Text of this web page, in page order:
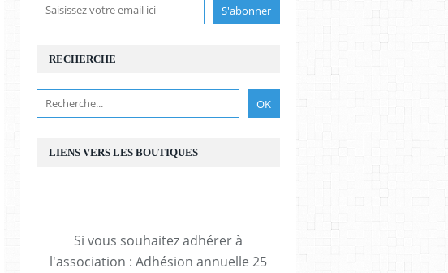
RECHERCHE
LIENS VERS LES BOUTIQUES
Si vous souhaitez adhérer à
l'association : Adhésion annuelle 25